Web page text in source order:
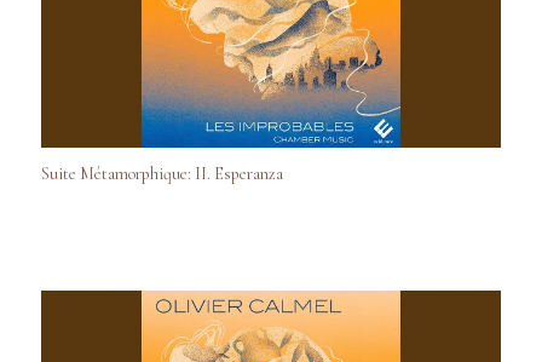
Suite Métamorphique: II. Esperanza